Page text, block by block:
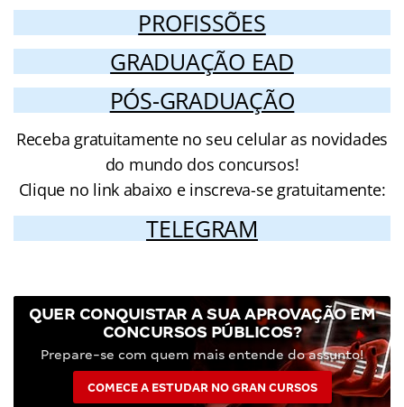
PROFISSÕES
GRADUAÇÃO EAD
PÓS-GRADUAÇÃO
Receba gratuitamente no seu celular as novidades
do mundo dos concursos!
Clique no link abaixo e inscreva-se gratuitamente:
TELEGRAM
QUER CONQUISTAR A SUA APROVAÇÃO EM
CONCURSOS PÚBLICOS?
Prepare-se com quem mais entende do assunto!
COMECE A ESTUDAR NO GRAN CURSOS